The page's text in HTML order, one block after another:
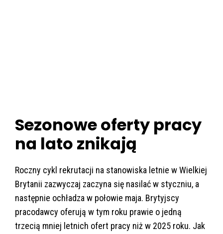
Sezonowe oferty pracy
na lato znikają
Roczny cykl rekrutacji na stanowiska letnie w Wielkiej
Brytanii zazwyczaj zaczyna się nasilać w styczniu, a
następnie ochładza w połowie maja. Brytyjscy
pracodawcy oferują w tym roku prawie o jedną
trzecią mniej letnich ofert pracy niż w 2025 roku. Jak